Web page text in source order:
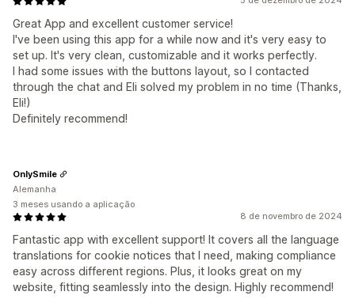
Great App and excellent customer service!
I've been using this app for a while now and it's very easy to
set up. It's very clean, customizable and it works perfectly.
I had some issues with the buttons layout, so I contacted
through the chat and Eli solved my problem in no time (Thanks,
Eli!)
Definitely recommend!
8 de novembro de 2024
Fantastic app with excellent support! It covers all the language
translations for cookie notices that I need, making compliance
easy across different regions. Plus, it looks great on my
website, fitting seamlessly into the design. Highly recommend!
OnlySmile
Alemanha
3 meses usando a aplicação